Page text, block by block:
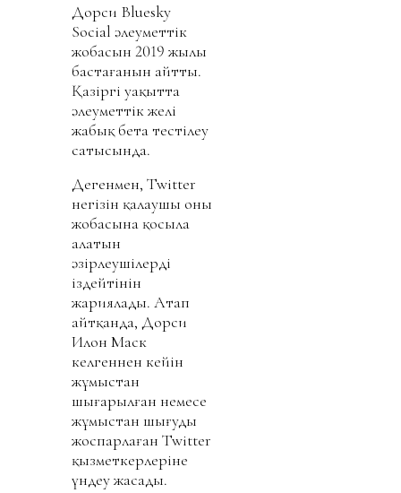
Дорси Bluesky
Social әлеуметтік
жобасын 2019 жылы
бастағанын айтты.
Қазіргі уақытта
әлеуметтік желі
жабық бета тестілеу
сатысында.
Дегенмен, Twitter
негізін қалаушы оның
жобасына қосыла
алатын
әзірлеушілерді
іздейтінін
жариялады. Атап
айтқанда, Дорси
Илон Маск
келгеннен кейін
жұмыстан
шығарылған немесе
жұмыстан шығуды
жоспарлаған Twitter
қызметкерлеріне
үндеу жасады.